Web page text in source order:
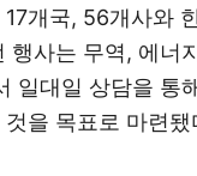
개국, 56개사와
행사는 무역, 에너
일대일 상담을 통
을 목표로 마련됐